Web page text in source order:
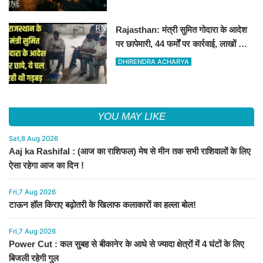
Rajasthan: मंत्री सुमित गोदारा के आदेश
पर छापेमारी, 44 फर्मों पर कार्रवाई, लाखों का
जुर्माना
DHIRENDRA ACHARYA
YOU MAY LIKE
Sat,8 Aug 2026
Aaj ka Rashifal : (आज का राशिफल) मेष से मीन तक सभी राशिवालों के लिए
ऐसा रहेगा आज का दिन !
Fri,7 Aug 2026
टाऊन हॉल किराए बढ़ोतरी के खिलाफ कलाकारों का हल्ला बोल!
Fri,7 Aug 2026
Power Cut : कल सुबह से बीकानेर के आधे से ज्यादा क्षेत्रों में 4 घंटों के लिए
बिजली रहेगी गुल